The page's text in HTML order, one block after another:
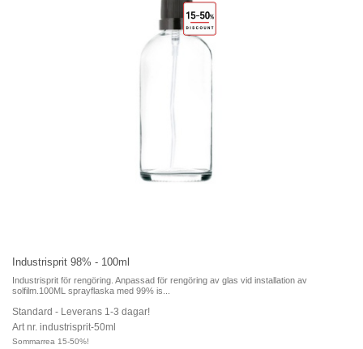
Industrisprit 98% - 100ml
Industrisprit för rengöring. Anpassad för rengöring av glas vid installation av
solfilm.100ML sprayflaska med 99% is...
Standard - Leverans 1-3 dagar!
Art nr. industrisprit-50ml
Sommarrea 15-50%!